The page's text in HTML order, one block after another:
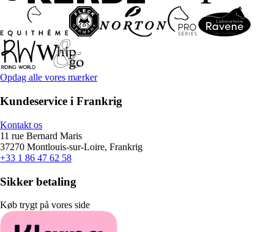
Opdag alle vores mærker
Kundeservice i Frankrig
Kontakt os
11 rue Bernard Maris
37270 Montlouis-sur-Loire, Frankrig
+33 1 86 47 62 58
Sikker betaling
Køb trygt på vores side